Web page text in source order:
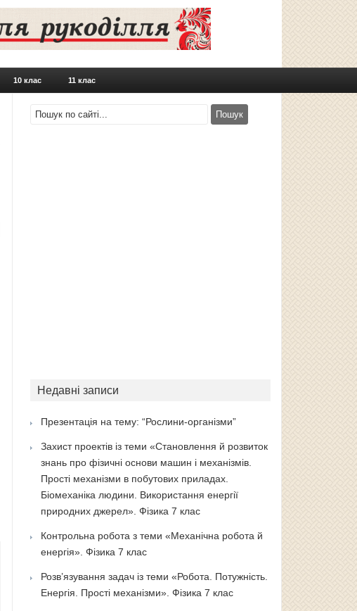
10 клас 11 клас
Недавні записи
Презентація на тему: “Рослини-організми”
Захист проектів із теми «Становлення й розвиток
знань про фізичні основи машин і механізмів.
Прості механізми в побутових приладах.
Біомеханіка людини. Використання енергії
природних джерел». Фізика 7 клас
Контрольна робота з теми «Механічна робота й
енергія». Фізика 7 клас
Розв’язування задач із теми «Робота. Потужність.
Енергія. Прості механізми». Фізика 7 клас